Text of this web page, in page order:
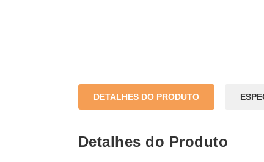
DETALHES DO PRODUTO
Detalhes do Produto